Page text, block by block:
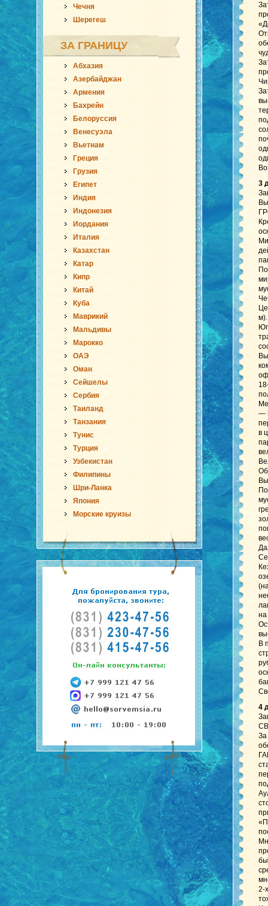
Чечня
Шерегеш
ЗА ГРАНИЦУ
Абхазия
Азербайджан
Армения
Бахрейн
Белоруссия
Венесуэла
Вьетнам
Греция
Грузия
Египет
Индия
Индонезия
Иордания
Италия
Казахстан
Катар
Кипр
Китай
Куба
Маврикий
Мальдивы
Марокко
ОАЭ
Оман
Сейшелы
Сербия
Таиланд
Танзания
Тунис
Турция
Узбекистан
Филипины
Шри-Ланка
Япония
Морские круизы
3
—
в
на
В
4
За
2-